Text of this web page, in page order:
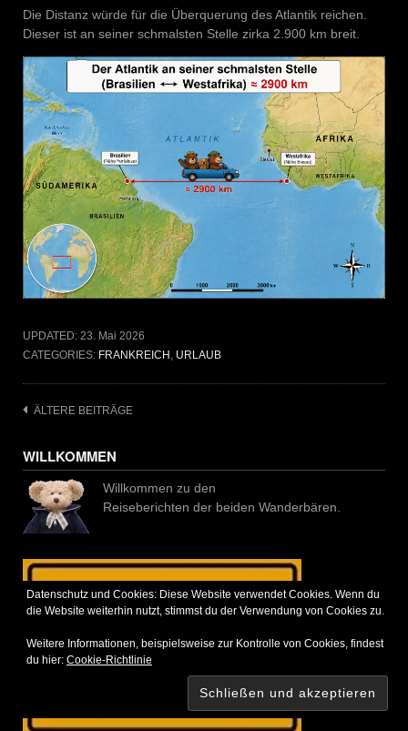
Die Distanz würde für die Überquerung des Atlantik reichen.
Dieser ist an seiner schmalsten Stelle zirka 2.900 km breit.
UPDATED: 23. Mai 2026
CATEGORIES: FRANKREICH URLAUB
Beitragsnavigation
ÄLTERE BEITRÄGE
WILLKOMMEN
Willkommen zu den
Reiseberichten der beiden Wanderbären.
Datenschutz und Cookies: Diese Website verwendet Cookies. Wenn du
die Website weiterhin nutzt, stimmst du der Verwendung von Cookies zu.
Weitere Informationen, beispielsweise zur Kontrolle von Cookies, findest
du hier: Cookie-Richtlinie